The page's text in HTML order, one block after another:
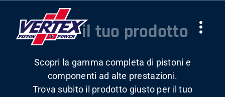
content
AZIENDA
Trova il tuo prodotto
Scopri la gamma completa di pistoni e
componenti ad alte prestazioni.
Trova subito il prodotto giusto per il tuo